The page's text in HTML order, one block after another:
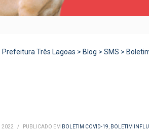
Prefeitura Três Lagoas > Blog > SMS >
2022 / PUBLICADO EM BOLETIM COVID-19, BOLETIM